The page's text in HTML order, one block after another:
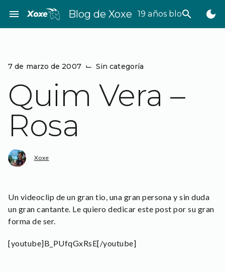
contenido
menu Blog de Xoxe 19 años bloggeando
search dark_mode
7 de marzo de 2007 ⌙ Sin categoría
Quim Vera –
Rosa
Xoxe
Un videoclip de un gran tio, una gran persona y sin duda
un gran cantante. Le quiero dedicar este post por su gran
forma de ser.
[youtube]B_PUfqGxRsE[/youtube]